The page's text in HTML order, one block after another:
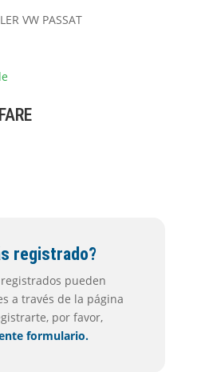
VW PASSAT
FARE
registrado?
pueden
a través de la página
por favor,
formulario.